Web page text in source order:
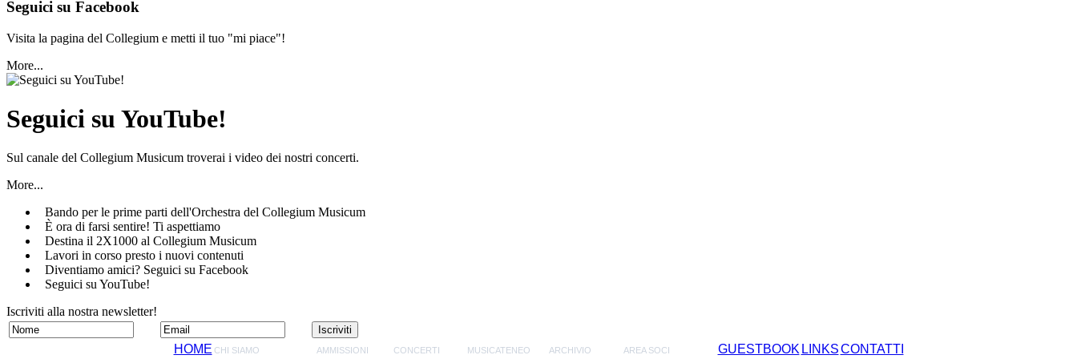
Seguici su Facebook
Visita la pagina del Collegium e metti il tuo "mi piace"!
More...
Seguici su YouTube!
Sul canale del Collegium Musicum troverai i video dei nostri concerti.
More...
Bando per le prime parti dell'Orchestra del Collegium Musicum
È ora di farsi sentire! Ti aspettiamo
Destina il 2X1000 al Collegium Musicum
Lavori in corso presto i nuovi contenuti
Diventiamo amici? Seguici su Facebook
Seguici su YouTube!
Iscriviti alla nostra newsletter!
HOME CHI SIAMO AMMISSIONI CONCERTI MUSICATENEO ARCHIVIO AREA SOCI GUESTBOOK LINKSCONTATTI